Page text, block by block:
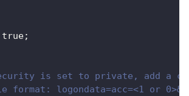
true;
is set to private, add a
format: logondata=acc=<1 or